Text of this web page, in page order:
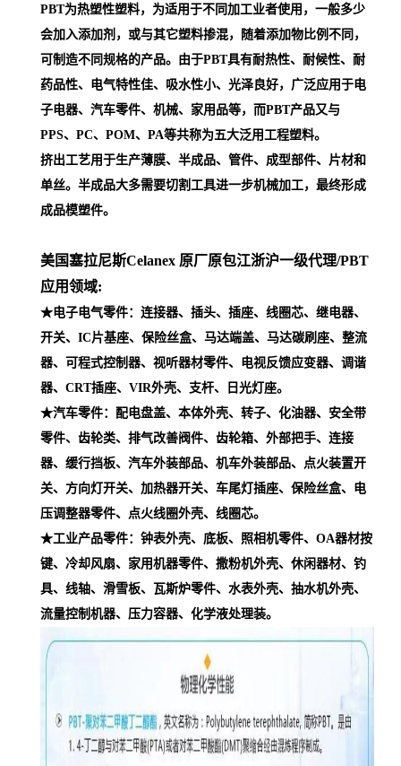
PBT为热塑性塑料，为适用于不同加工业者使用，一般多少
会加入添加剂，或与其它塑料掺混，随着添加物比例不同，
可制造不同规格的产品。由于PBT具有耐热性、耐候性、耐
药品性、电气特性佳、吸水性小、光泽良好，广泛应用于电
子电器、汽车零件、机械、家用品等，而PBT产品又与
PPS、PC、POM、PA等共称为五大泛用工程塑料。
挤出工艺用于生产薄膜、半成品、管件、成型部件、片材和
单丝。半成品大多需要切割工具进一步机械加工，最终形成
成品模塑件。
美国塞拉尼斯Celanex 原厂原包江浙沪一级代理/PBT
应用领域:
★电子电气零件：连接器、插头、插座、线圈芯、继电器、
开关、IC片基座、保险丝盒、马达端盖、马达碳刷座、整流
器、可程式控制器、视听器材零件、电视反馈应变器、调谐
器、CRT插座、VIR外壳、支杆、日光灯座。
★汽车零件：配电盘盖、本体外壳、转子、化油器、安全带
零件、齿轮类、排气改善阀件、齿轮箱、外部把手、连接
器、缓行挡板、汽车外装部品、机车外装部品、点火装置开
关、方向灯开关、加热器开关、车尾灯插座、保险丝盒、电
压调整器零件、点火线圈外壳、线圈芯。
★工业产品零件：钟表外壳、底板、照相机零件、OA器材按
键、冷却风扇、家用机器零件、撒粉机外壳、休闲器材、钓
具、线轴、滑雪板、瓦斯炉零件、水表外壳、抽水机外壳、
流量控制机器、压力容器、化学液处理装。